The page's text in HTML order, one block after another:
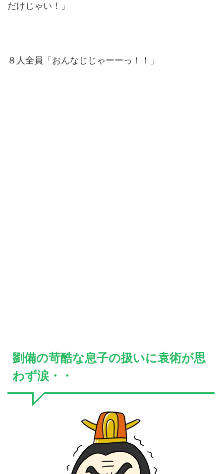
だけじゃい！」
８人全員「おんなじじゃーーっ！！」
劉備の苛酷な息子の扱いに袁術が思
わず涙・・